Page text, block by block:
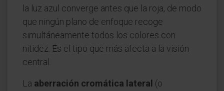
la luz azul converge antes que la roja, de modo
que ningún plano de enfoque recoge
simultáneamente todos los colores con
nitidez. Es el tipo que más afecta a la visión
central.
La aberración cromática lateral (o